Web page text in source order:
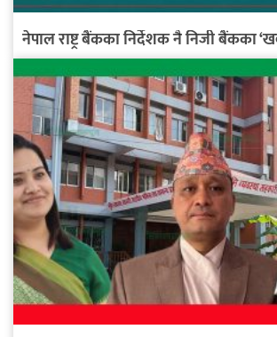
नेपाल राष्ट्र बैंकका निर्देशक नै निजी बैंकका